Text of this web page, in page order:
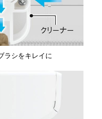
ラシをキレイに